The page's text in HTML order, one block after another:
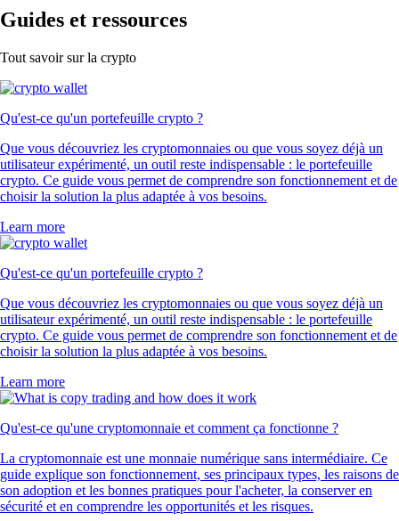
Guides et ressources
Tout savoir sur la crypto
Qu'est-ce qu'un portefeuille crypto ?
Que vous découvriez les cryptomonnaies ou que vous soyez déjà un
utilisateur expérimenté, un outil reste indispensable : le portefeuille
crypto. Ce guide vous permet de comprendre son fonctionnement et de
choisir la solution la plus adaptée à vos besoins.
Learn more
Qu'est-ce qu'un portefeuille crypto ?
Que vous découvriez les cryptomonnaies ou que vous soyez déjà un
utilisateur expérimenté, un outil reste indispensable : le portefeuille
crypto. Ce guide vous permet de comprendre son fonctionnement et de
choisir la solution la plus adaptée à vos besoins.
Learn more
Qu'est-ce qu'une cryptomonnaie et comment ça fonctionne ?
La cryptomonnaie est une monnaie numérique sans intermédiaire. Ce
guide explique son fonctionnement, ses principaux types, les raisons de
son adoption et les bonnes pratiques pour l'acheter, la conserver en
sécurité et en comprendre les opportunités et les risques.